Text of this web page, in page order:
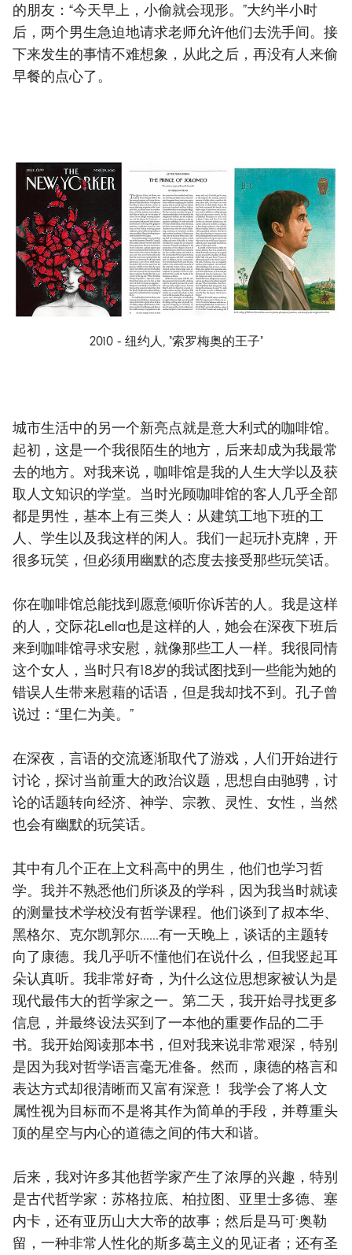
的朋友：“今天早上，小偷就会现形。”大约半小时
后，两个男生急迫地请求老师允许他们去洗手间。接
下来发生的事情不难想象，从此之后，再没有人来偷
早餐的点心了。
2010 - 纽约人, "索罗梅奥的王子"
城市生活中的另一个新亮点就是意大利式的咖啡馆。
起初，这是一个我很陌生的地方，后来却成为我最常
去的地方。对我来说，咖啡馆是我的人生大学以及获
取人文知识的学堂。当时光顾咖啡馆的客人几乎全部
都是男性，基本上有三类人：从建筑工地下班的工
人、学生以及我这样的闲人。我们一起玩扑克牌，开
很多玩笑，但必须用幽默的态度去接受那些玩笑话。
你在咖啡馆总能找到愿意倾听你诉苦的人。我是这样
的人，交际花Lella也是这样的人，她会在深夜下班后
来到咖啡馆寻求安慰，就像那些工人一样。我很同情
这个女人，当时只有18岁的我试图找到一些能为她的
错误人生带来慰藉的话语，但是我却找不到。孔子曾
说过：“里仁为美。”
在深夜，言语的交流逐渐取代了游戏，人们开始进行
讨论，探讨当前重大的政治议题，思想自由驰骋，讨
论的话题转向经济、神学、宗教、灵性、女性，当然
也会有幽默的玩笑话。
其中有几个正在上文科高中的男生，他们也学习哲
学。我并不熟悉他们所谈及的学科，因为我当时就读
的测量技术学校没有哲学课程。他们谈到了叔本华、
黑格尔、克尔凯郭尔......有一天晚上，谈话的主题转
向了康德。我几乎听不懂他们在说什么，但我竖起耳
朵认真听。我非常好奇，为什么这位思想家被认为是
现代最伟大的哲学家之一。第二天，我开始寻找更多
信息，并最终设法买到了一本他的重要作品的二手
书。我开始阅读那本书，但对我来说非常艰深，特别
是因为我对哲学语言毫无准备。然而，康德的格言和
表达方式却很清晰而又富有深意！ 我学会了将人文
属性视为目标而不是将其作为简单的手段，并尊重头
顶的星空与内心的道德之间的伟大和谐。
后来，我对许多其他哲学家产生了浓厚的兴趣，特别
是古代哲学家：苏格拉底、柏拉图、亚里士多德、塞
内卡，还有亚历山大大帝的故事；然后是马可·奥勒
留，一种非常人性化的斯多葛主义的见证者；还有圣